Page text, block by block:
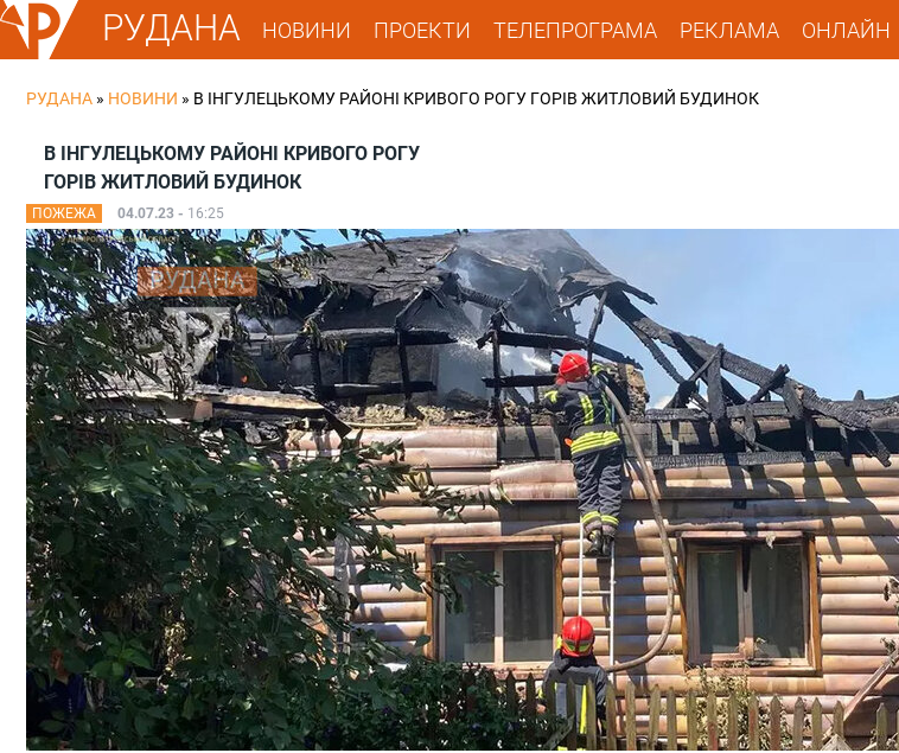
РУДАНА НОВИНИ ПРОЕКТИ ТЕЛЕПРОГРАМА РЕКЛАМА ОНЛАЙН
РУДАНА » НОВИНИ » В ІНГУЛЕЦЬКОМУ РАЙОНІ КРИВОГО РОГУ ГОРІВ ЖИТЛОВИЙ БУДИНОК
В ІНГУЛЕЦЬКОМУ РАЙОНІ КРИВОГО РОГУ
ГОРІВ ЖИТЛОВИЙ БУДИНОК
ПОЖЕЖА 04.07.23 - 16:25